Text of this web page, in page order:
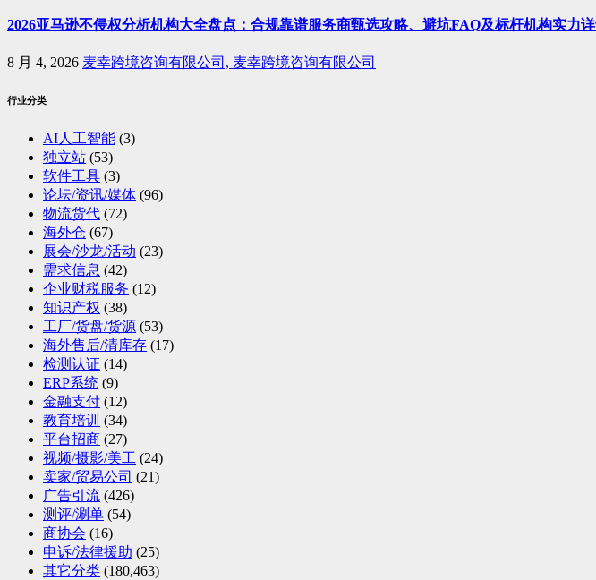
2026亚马逊不侵权分析机构大全盘点：合规靠谱服务商甄选攻略、避坑FAQ及标杆机构实力
8 月 4, 2026 麦幸跨境咨询有限公司, 麦幸跨境咨询有限公司
行业分类
AI人工智能 (3)
独立站 (53)
软件工具 (3)
论坛/资讯/媒体 (96)
物流货代 (72)
海外仓 (67)
展会/沙龙/活动 (23)
需求信息 (42)
企业财税服务 (12)
知识产权 (38)
工厂/货盘/货源 (53)
海外售后/清库存 (17)
检测认证 (14)
ERP系统 (9)
金融支付 (12)
教育培训 (34)
平台招商 (27)
视频/摄影/美工 (24)
卖家/贸易公司 (21)
广告引流 (426)
测评/涮单 (54)
商协会 (16)
申诉/法律援助 (25)
其它分类 (180,463)